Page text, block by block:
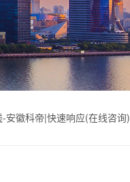
安徽科帝|快速响应(在线咨询)